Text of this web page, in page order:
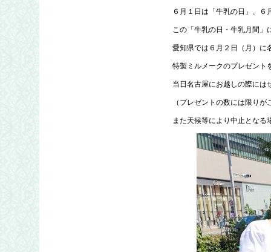
６月１日は「牛乳の日」、６
この「牛乳の日・牛乳月間」
愛知県では６月２日（月）に
特製ミルメークのプレゼント
当日名古屋にお越しの際には
（プレゼントの数には限り
また天候等により中止となる